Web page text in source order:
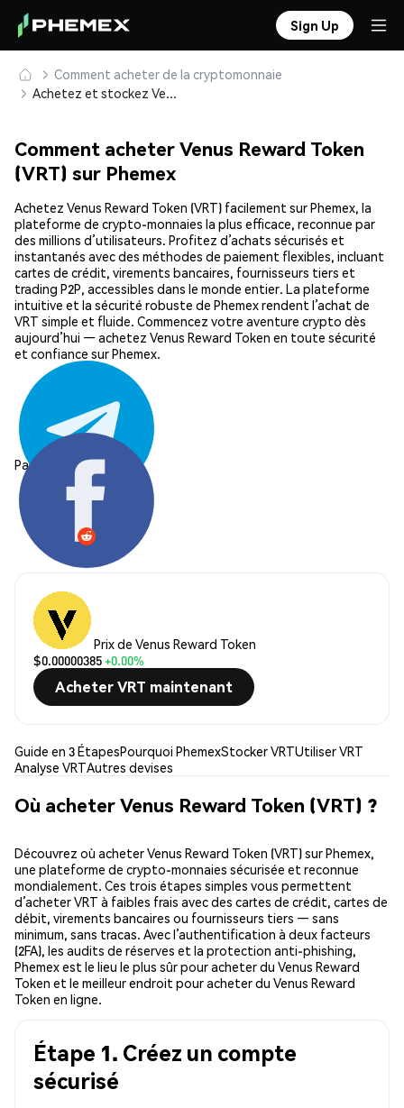
Sign Up
Comment acheter de la cryptomonnaie
Achetez et stockez Venus Reward Token (VRT) en toute sécurité
Comment acheter Venus Reward Token
(VRT) sur Phemex
Achetez Venus Reward Token (VRT) facilement sur Phemex, la
plateforme de crypto-monnaies la plus efficace, reconnue par
des millions d’utilisateurs. Profitez d’achats sécurisés et
instantanés avec des méthodes de paiement flexibles, incluant
cartes de crédit, virements bancaires, fournisseurs tiers et
trading P2P, accessibles dans le monde entier. La plateforme
intuitive et la sécurité robuste de Phemex rendent l’achat de
VRT simple et fluide. Commencez votre aventure crypto dès
aujourd’hui — achetez Venus Reward Token en toute sécurité
et confiance sur Phemex.
Partager:
Prix de Venus Reward Token
$0.00000385+0.00%
Acheter VRT maintenant
Guide en 3 ÉtapesPourquoi PhemexStocker VRTUtiliser VRT
Analyse VRTAutres devises
Où acheter Venus Reward Token (VRT) ?
Découvrez où acheter Venus Reward Token (VRT) sur Phemex,
une plateforme de crypto-monnaies sécurisée et reconnue
mondialement. Ces trois étapes simples vous permettent
d’acheter VRT à faibles frais avec des cartes de crédit, cartes de
débit, virements bancaires ou fournisseurs tiers — sans
minimum, sans tracas. Avec l’authentification à deux facteurs
(2FA), les audits de réserves et la protection anti-phishing,
Phemex est le lieu le plus sûr pour acheter du Venus Reward
Token et le meilleur endroit pour acheter du Venus Reward
Token en ligne.
Étape 1. Créez un compte
sécurisé